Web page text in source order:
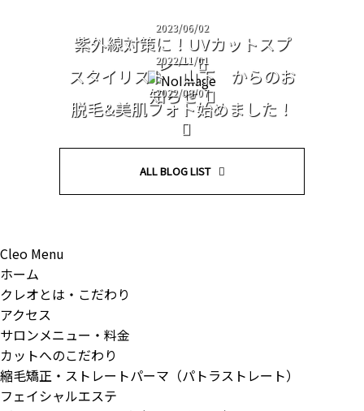
2023/06/02
紫外線対策に！UVカットスプ
レー
2022/11/01
スタイリスト 山下 からのお
知らせ
2022/09/07
脱毛&美肌フォト始めました！
ALL BLOG LIST
Cleo Menu
ホーム
クレオとは・こだわり
アクセス
サロンメニュー・料金
カットへのこだわり
縮毛矯正・ストレートパーマ（パトラストレート）
フェイシャルエステ